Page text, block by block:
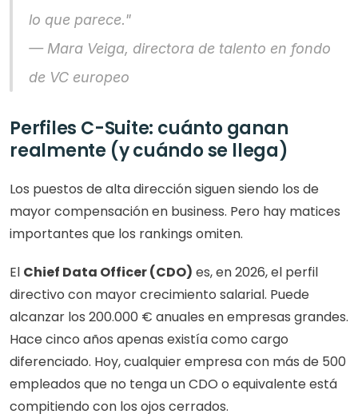
lo que parece."
— Mara Veiga, directora de talento en fondo
de VC europeo
Perfiles C-Suite: cuánto ganan
realmente (y cuándo se llega)
Los puestos de alta dirección siguen siendo los de
mayor compensación en business. Pero hay matices
importantes que los rankings omiten.
El Chief Data Officer (CDO) es, en 2026, el perfil
directivo con mayor crecimiento salarial. Puede
alcanzar los 200.000 € anuales en empresas grandes.
Hace cinco años apenas existía como cargo
diferenciado. Hoy, cualquier empresa con más de 500
empleados que no tenga un CDO o equivalente está
compitiendo con los ojos cerrados.